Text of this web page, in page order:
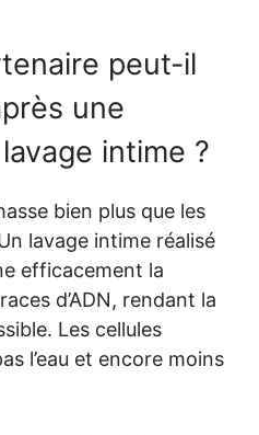
peut-il
une
intime ?
bien plus que les
lavage intime réalisé
efficacement la
d’ADN, rendant la
Les cellules
l’eau et encore moins